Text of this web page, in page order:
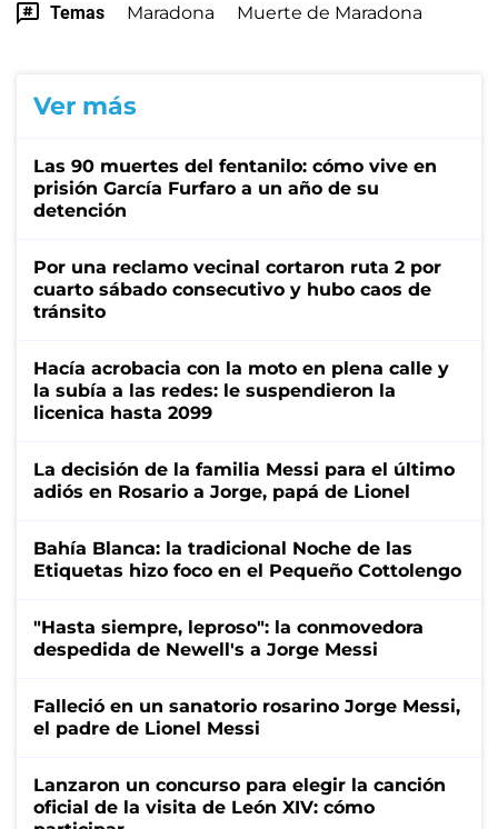
Temas Maradona Muerte de Maradona
Ver más
Las 90 muertes del fentanilo: cómo vive en
prisión García Furfaro a un año de su
detención
Por una reclamo vecinal cortaron ruta 2 por
cuarto sábado consecutivo y hubo caos de
tránsito
Hacía acrobacia con la moto en plena calle y
la subía a las redes: le suspendieron la
licenica hasta 2099
La decisión de la familia Messi para el último
adiós en Rosario a Jorge, papá de Lionel
Bahía Blanca: la tradicional Noche de las
Etiquetas hizo foco en el Pequeño Cottolengo
"Hasta siempre, leproso": la conmovedora
despedida de Newell's a Jorge Messi
Falleció en un sanatorio rosarino Jorge Messi,
el padre de Lionel Messi
Lanzaron un concurso para elegir la canción
oficial de la visita de León XIV: cómo